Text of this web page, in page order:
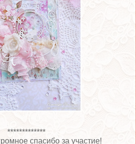
*************
спасибо за участие!